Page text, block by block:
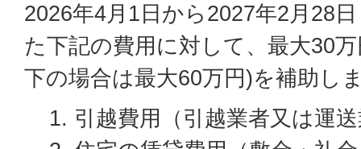
2026年4月1日から2027年2月28
た下記の費用に対して、最大30
下の場合は最大60万円)を補助し
引越費用（引越業者又は運